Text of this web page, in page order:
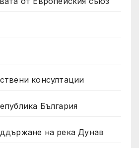
консултации
България
на река Дунав